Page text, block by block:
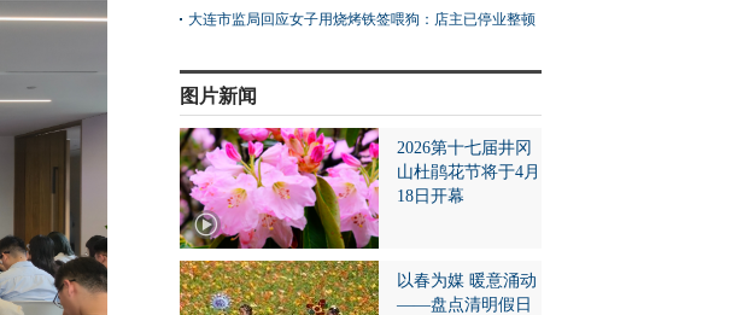
大连市监局回应女子用烧烤铁签喂狗：店主已停业整顿
图片新闻
2026第十七届井冈
山杜鹃花节将于4月
18日开幕
以春为媒 暖意涌动
——盘点清明假日